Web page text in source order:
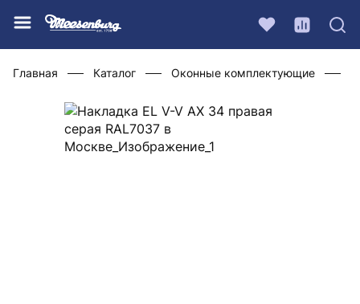
Главная Каталог Оконные комплектующие